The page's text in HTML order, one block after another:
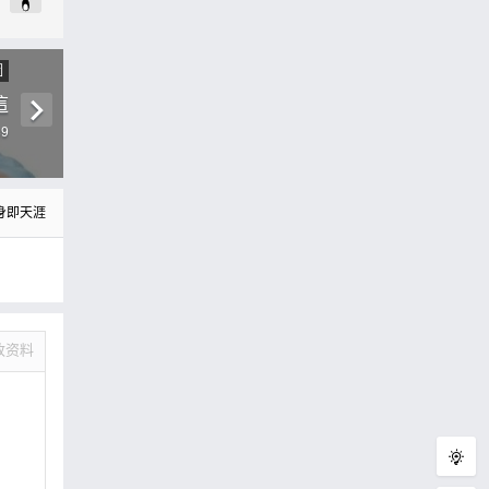
即天涯
资料